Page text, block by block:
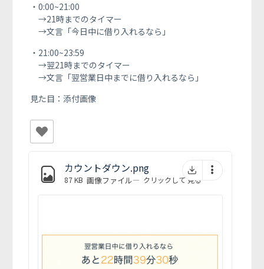
・0:00~21:00
→21時までのタイマー
→文言「今日中に借り入れるなら」
・21:00~23:59
→翌21時までのタイマー
→文言「翌営業日中までに借り入れるなら」
見た目：添付画像
カウントダウン.png
87 KB 画像ファイル— クリックして 見る